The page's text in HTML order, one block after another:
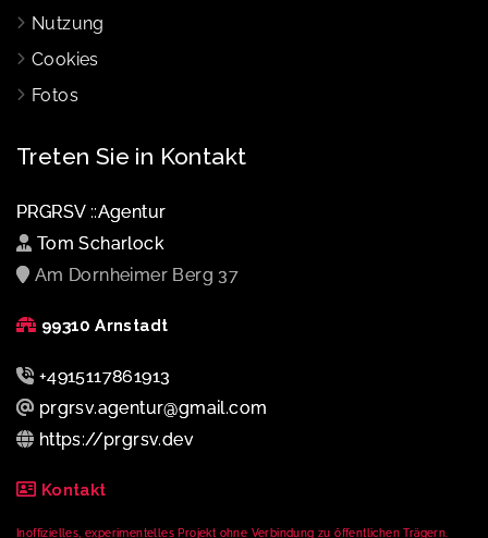
Nutzung
Cookies
Fotos
Treten Sie in Kontakt
PRGRSV ::Agentur
Tom Scharlock
Am Dornheimer Berg 37
99310 Arnstadt
+4915117861913
prgrsv.agentur@gmail.com
https://prgrsv.dev
Kontakt
Inoffizielles, experimentelles Projekt ohne Verbindung zu öffentlichen Trägern.